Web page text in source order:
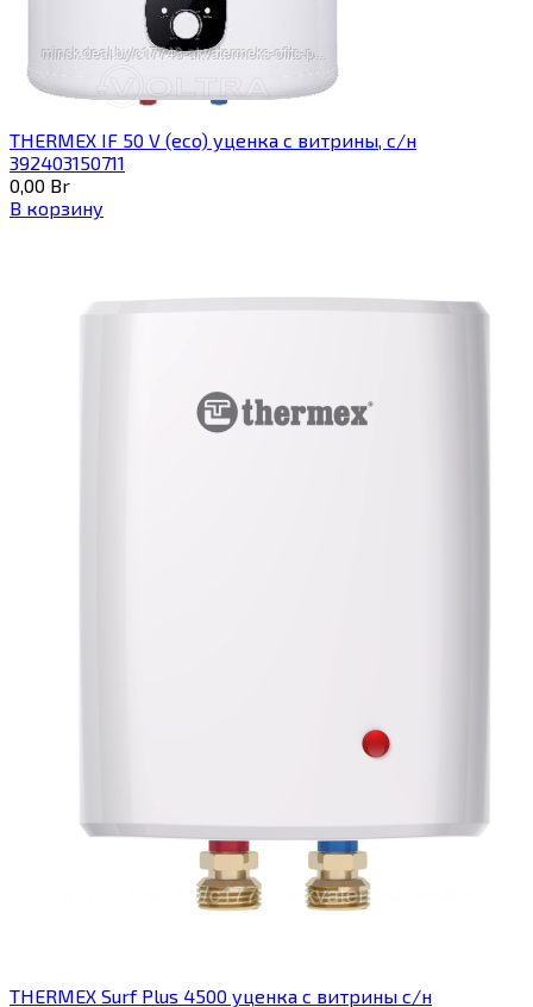
THERMEX IF 50 V (eco) уценка c витрины, с/н
392403150711
0,00 Br
В корзину
THERMEX Surf Plus 4500 уценка с витрины с/н